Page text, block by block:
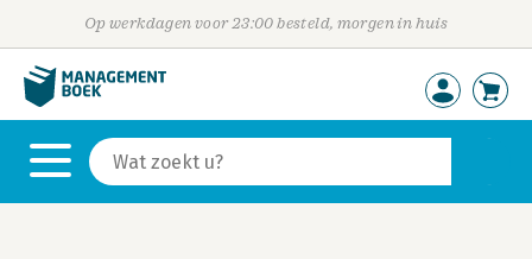
Op werkdagen voor 23:00 besteld, morgen in huis